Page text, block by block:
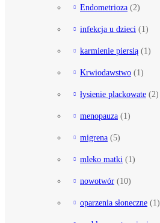
Endometrioza (2)
infekcja u dzieci (1)
karmienie piersią (1)
Krwiodawstwo (1)
łysienie plackowate (2)
menopauza (1)
migrena (5)
mleko matki (1)
nowotwór (10)
oparzenia słoneczne (1)